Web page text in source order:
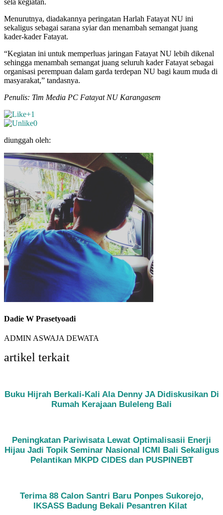
Menurutnya, diadakannya peringatan Harlah Fatayat NU ini
sekaligus sebagai sarana syiar dan menambah semangat juang
kader-kader Fatayat.
“Kegiatan ini untuk memperluas jaringan Fatayat NU lebih dikenal
sehingga menambah semangat juang seluruh kader Fatayat sebagai
organisasi perempuan dalam garda terdepan NU bagi kaum muda di
masyarakat,” tandasnya.
Penulis: Tim Media PC Fatayat NU Karangasem
+1
0
diunggah oleh:
Dadie W Prasetyoadi
ADMIN ASWAJA DEWATA
artikel terkait
Buku Hijrah Berkali-Kali Ala Denny JA Didiskusikan Di
Rumah Kerajaan Buleleng Bali
Peningkatan Pariwisata Lewat Optimalisasii Enerji
Hijau Jadi Topik Seminar Nasional ICMI Bali Sekaligus
Pelantikan MKPD CIDES dan PUSPINEBT
Terima 88 Calon Santri Baru Ponpes Sukorejo,
IKSASS Badung Bekali Pesantren Kilat